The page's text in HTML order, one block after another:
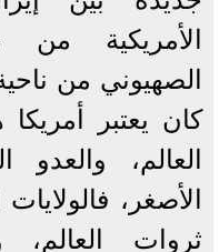
الأمريكية من
الصهيوني من
كان يعتبر
العالم،
الأصغر،
ثروات العالم،